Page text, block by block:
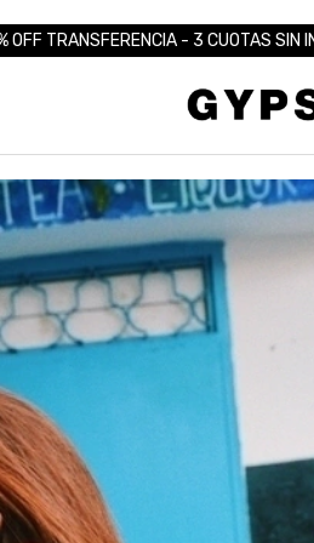
OFF TRANSFERENCIA - 3 CUOTAS SIN